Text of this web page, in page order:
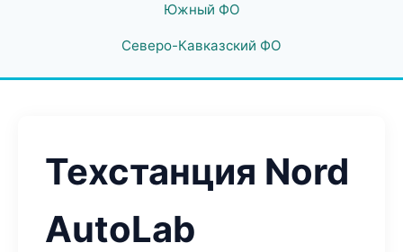
Южный ФО
Северо-Кавказский ФО
Техстанция Nord
AutoLab